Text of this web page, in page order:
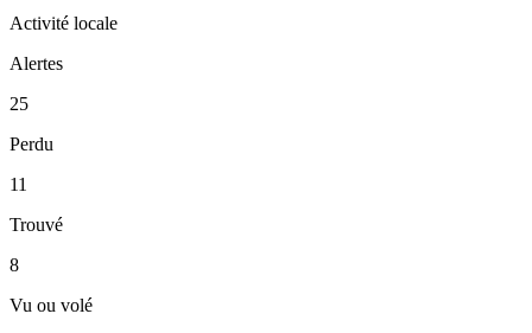
Activité locale
Alertes
25
Perdu
11
Trouvé
8
Vu ou volé